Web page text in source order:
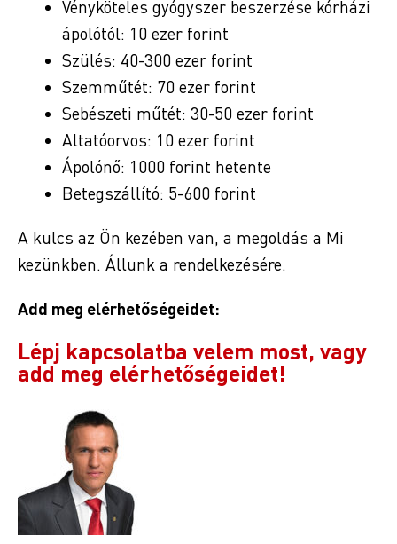
Vényköteles gyógyszer beszerzése kórházi
ápolótól: 10 ezer forint
Szülés: 40-300 ezer forint
Szemműtét: 70 ezer forint
Sebészeti műtét: 30-50 ezer forint
Altatóorvos: 10 ezer forint
Ápolónő: 1000 forint hetente
Betegszállító: 5-600 forint
A kulcs az Ön kezében van, a megoldás a Mi
kezünkben. Állunk a rendelkezésére.
Add meg elérhetőségeidet:
Lépj kapcsolatba velem most, vagy
add meg elérhetőségeidet!